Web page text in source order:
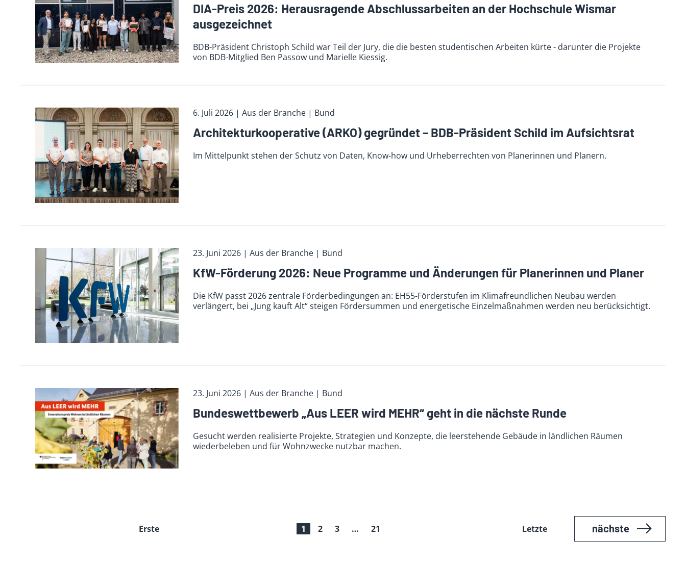
DIA-Preis 2026: Herausragende Abschlussarbeiten an der Hochschule Wismar
ausgezeichnet
BDB-Präsident Christoph Schild war Teil der Jury, die die besten studentischen Arbeiten kürte - darunter die Projekte
von BDB-Mitglied Ben Passow und Marielle Kiessig.
6. Juli 2026 | Aus der Branche | Bund
Archi­tektur­koope­rative (ARKO) gegründet – BDB-Präsident Schild im Aufsichtsrat
Im Mittelpunkt stehen der Schutz von Daten, Know-how und Urheberrechten von Planerinnen und Planern.
23. Juni 2026 | Aus der Branche | Bund
KfW-Förderung 2026: Neue Programme und Änderungen für Planerinnen und Planer
Die KfW passt 2026 zentrale Förderbedingungen an: EH55-Förderstufen im Klimafreundlichen Neubau werden
verlängert, bei „Jung kauft Alt“ steigen Fördersummen und energetische Einzelmaßnahmen werden neu berücksichtigt.
23. Juni 2026 | Aus der Branche | Bund
Bundeswettbewerb „Aus LEER wird MEHR“ geht in die nächste Runde
Gesucht werden realisierte Projekte, Strategien und Konzepte, die leerstehende Gebäude in ländlichen Räumen
wiederbeleben und für Wohnzwecke nutzbar machen.
Erste 1 2 3 … 21 nächste
Letzte